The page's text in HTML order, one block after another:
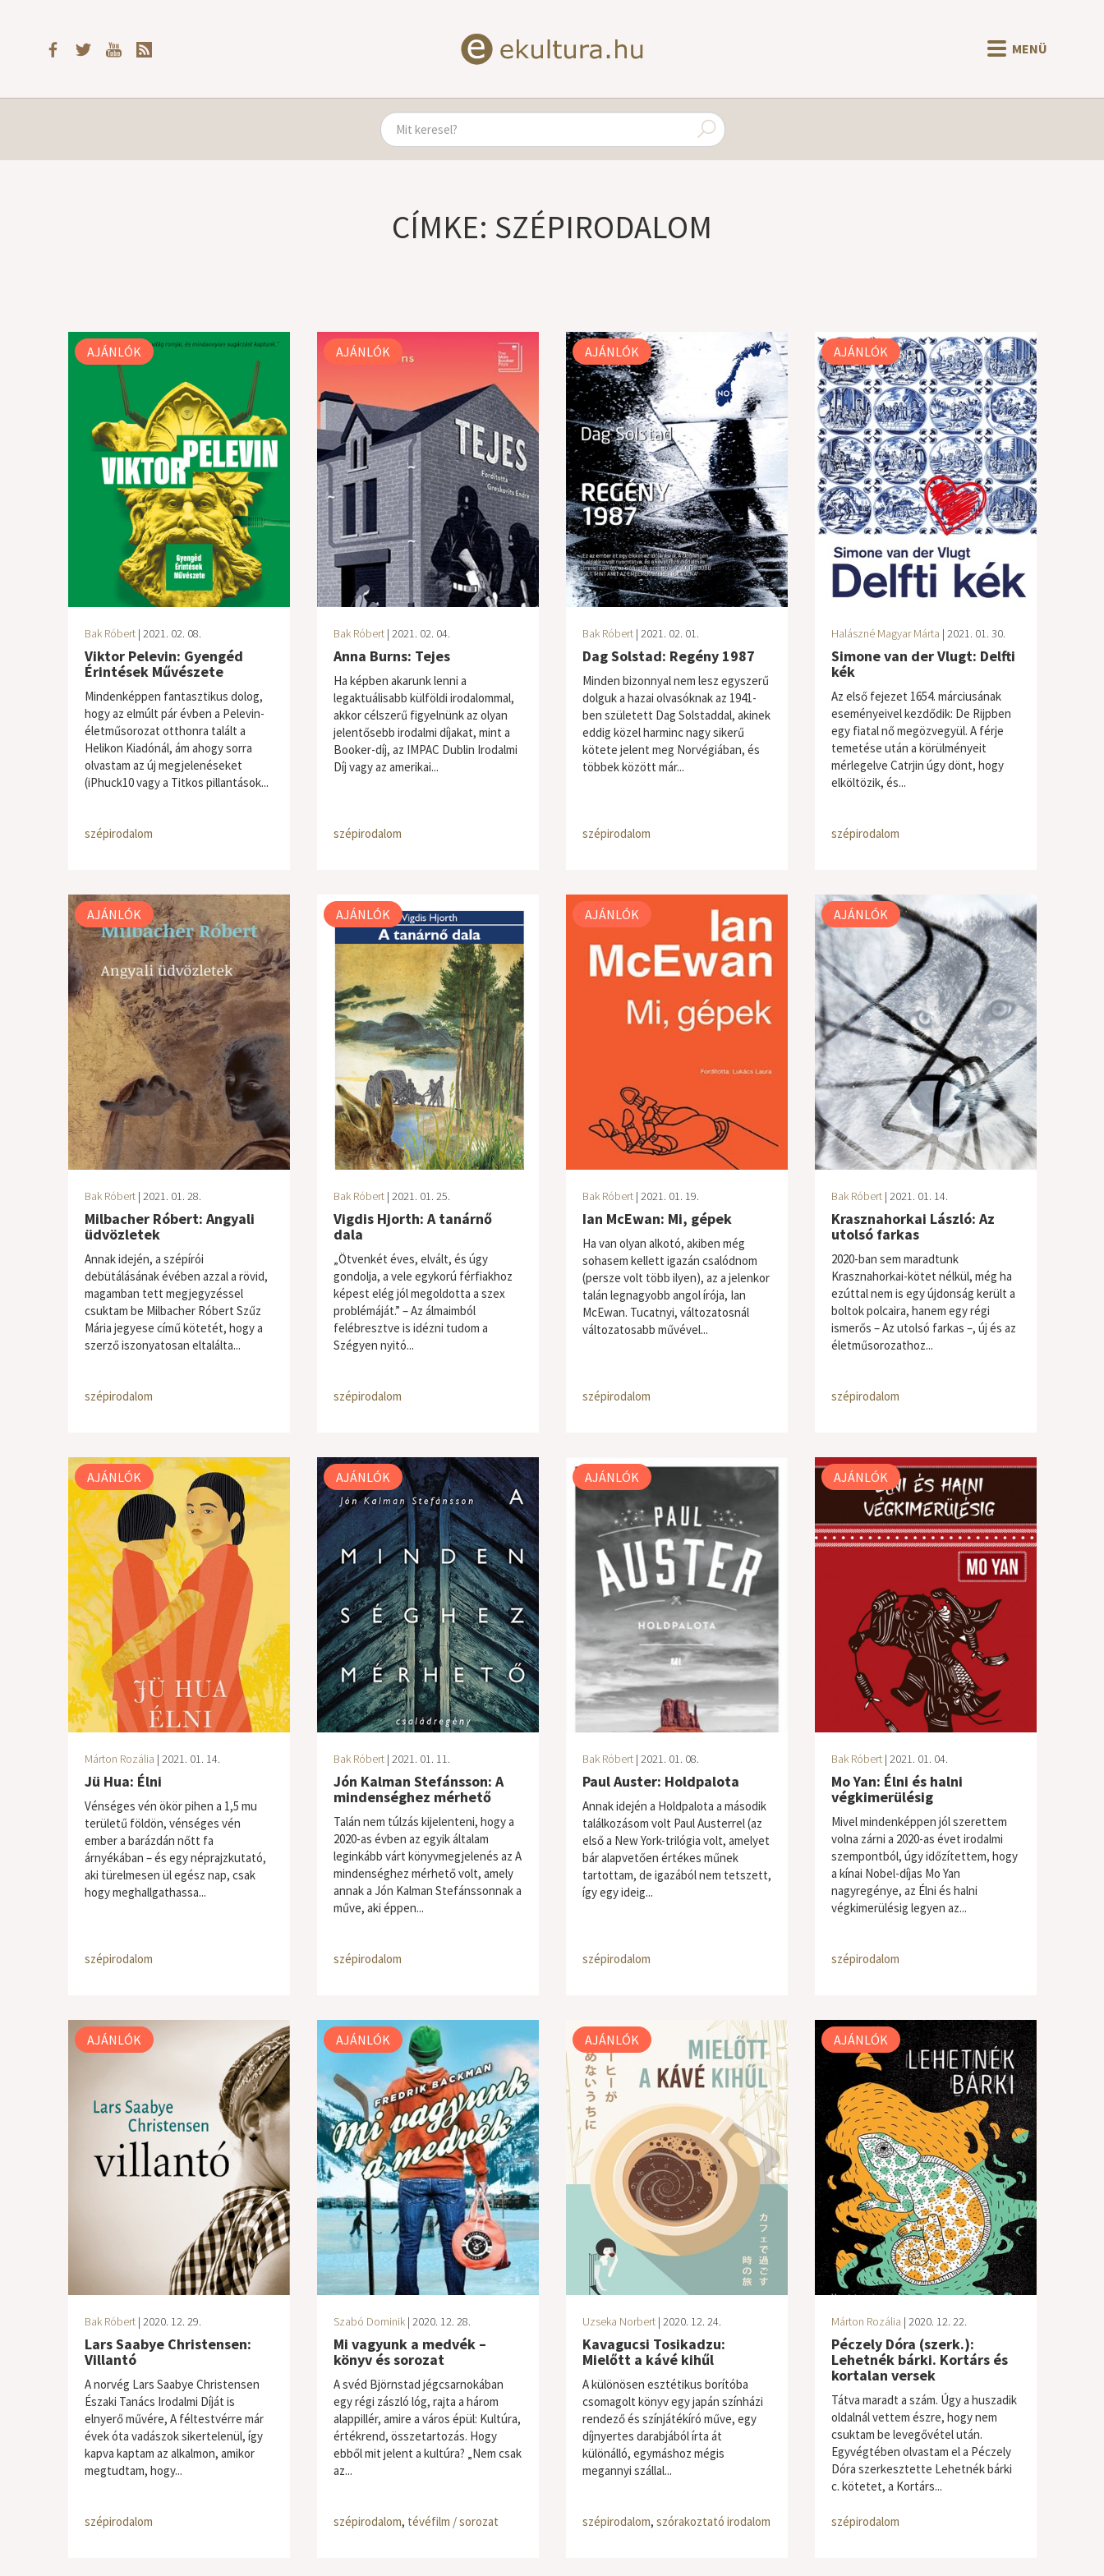
MENÜ
CÍMKE: SZÉPIRODALOM
AJÁNLÓK
Bak Róbert| 2021. 02. 08.
Viktor Pelevin: Gyengéd
Érintések Művészete
Mindenképpen fantasztikus dolog,
hogy az elmúlt pár évben a Pelevin-
életműsorozat otthonra talált a
Helikon Kiadónál, ám ahogy sorra
olvastam az új megjelenéseket
(iPhuck10 vagy a Titkos pillantások...
szépirodalom
AJÁNLÓK
Bak Róbert| 2021. 02. 04.
Anna Burns: Tejes
Ha képben akarunk lenni a
legaktuálisabb külföldi irodalommal,
akkor célszerű figyelnünk az olyan
jelentősebb irodalmi díjakat, mint a
Booker-díj, az IMPAC Dublin Irodalmi
Díj vagy az amerikai...
szépirodalom
AJÁNLÓK
Bak Róbert| 2021. 02. 01.
Dag Solstad: Regény 1987
Minden bizonnyal nem lesz egyszerű
dolguk a hazai olvasóknak az 1941-
ben született Dag Solstaddal, akinek
eddig közel harminc nagy sikerű
kötete jelent meg Norvégiában, és
többek között már...
szépirodalom
AJÁNLÓK
Halászné Magyar Márta | 2021. 01. 30.
Simone van der Vlugt: Delfti
kék
Az első fejezet 1654. márciusának
eseményeivel kezdődik: De Rijpben
egy fiatal nő megözvegyül. A férje
temetése után a körülményeit
mérlegelve Catrjin úgy dönt, hogy
elköltözik, és...
szépirodalom
AJÁNLÓK
Bak Róbert| 2021. 01. 28.
Milbacher Róbert: Angyali
üdvözletek
Annak idején, a szépírói
debütálásának évében azzal a rövid,
magamban tett megjegyzéssel
csuktam be Milbacher Róbert Szűz
Mária jegyese című kötetét, hogy a
szerző iszonyatosan eltalálta...
szépirodalom
AJÁNLÓK
Bak Róbert| 2021. 01. 25.
Vigdis Hjorth: A tanárnő
dala
„Ötvenkét éves, elvált, és úgy
gondolja, a vele egykorú férfiakhoz
képest elég jól megoldotta a szex
problémáját.” – Az álmaimból
felébresztve is idézni tudom a
Szégyen nyitó...
szépirodalom
AJÁNLÓK
Bak Róbert| 2021. 01. 19.
Ian McEwan: Mi, gépek
Ha van olyan alkotó, akiben még
sohasem kellett igazán csalódnom
(persze volt több ilyen), az a jelenkor
talán legnagyobb angol írója, Ian
McEwan. Tucatnyi, változatosnál
változatosabb művével...
szépirodalom
AJÁNLÓK
Bak Róbert| 2021. 01. 14.
Krasznahorkai László: Az
utolsó farkas
2020-ban sem maradtunk
Krasznahorkai-kötet nélkül, még ha
ezúttal nem is egy újdonság került a
boltok polcaira, hanem egy régi
ismerős – Az utolsó farkas –, új és az
életműsorozathoz...
szépirodalom
AJÁNLÓK
Márton Rozália | 2021. 01. 14.
Jü Hua: Élni
Vénséges vén ökör pihen a 1,5 mu
területű földön, vénséges vén
ember a barázdán nőtt fa
árnyékában – és egy néprajzkutató,
aki türelmesen ül egész nap, csak
hogy meghallgathassa...
szépirodalom
AJÁNLÓK
Bak Róbert| 2021. 01. 11.
Jón Kalman Stefánsson: A
mindenséghez mérhető
Talán nem túlzás kijelenteni, hogy a
2020-as évben az egyik általam
leginkább várt könyvmegjelenés az A
mindenséghez mérhető volt, amely
annak a Jón Kalman Stefánssonnak a
műve, aki éppen...
szépirodalom
AJÁNLÓK
Bak Róbert| 2021. 01. 08.
Paul Auster: Holdpalota
Annak idején a Holdpalota a második
találkozásom volt Paul Austerrel (az
első a New York-trilógia volt, amelyet
bár alapvetően értékes műnek
tartottam, de igazából nem tetszett,
így egy ideig...
szépirodalom
AJÁNLÓK
Bak Róbert| 2021. 01. 04.
Mo Yan: Élni és halni
végkimerülésig
Mivel mindenképpen jól szerettem
volna zárni a 2020-as évet irodalmi
szempontból, úgy időzítettem, hogy
a kínai Nobel-díjas Mo Yan
nagyregénye, az Élni és halni
végkimerülésig legyen az...
szépirodalom
AJÁNLÓK
Bak Róbert| 2020. 12. 29.
Lars Saabye Christensen:
Villantó
A norvég Lars Saabye Christensen
Északi Tanács Irodalmi Díját is
elnyerő művére, A féltestvérre már
évek óta vadászok sikertelenül, így
kapva kaptam az alkalmon, amikor
megtudtam, hogy...
szépirodalom
AJÁNLÓK
Szabó Dominik| 2020. 12. 28.
Mi vagyunk a medvék –
könyv és sorozat
A svéd Björnstad jégcsarnokában
egy régi zászló lóg, rajta a három
alappillér, amire a város épül: Kultúra,
értékrend, összetartozás. Hogy
ebből mit jelent a kultúra? „Nem csak
az...
szépirodalom, tévéfilm / sorozat
AJÁNLÓK
Uzseka Norbert| 2020. 12. 24.
Kavagucsi Tosikadzu:
Mielőtt a kávé kihűl
A különösen esztétikus borítóba
csomagolt könyv egy japán színházi
rendező és színjátékíró műve, egy
díjnyertes darabjából írta át
különálló, egymáshoz mégis
megannyi szállal...
szépirodalom, szórakoztató irodalom
AJÁNLÓK
Márton Rozália | 2020. 12. 22.
Péczely Dóra (szerk.):
Lehetnék bárki. Kortárs és
kortalan versek
Tátva maradt a szám. Úgy a huszadik
oldalnál vettem észre, hogy nem
csuktam be levegővétel után.
Egyvégtében olvastam el a Péczely
Dóra szerkesztette Lehetnék bárki
c. kötetet, a Kortárs...
szépirodalom